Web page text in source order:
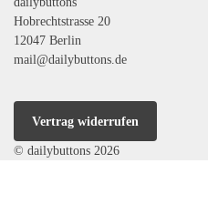
Hobrechtstrasse 20
12047 Berlin
mail@dailybuttons.de
Vertrag widerrufen
© dailybuttons 2026